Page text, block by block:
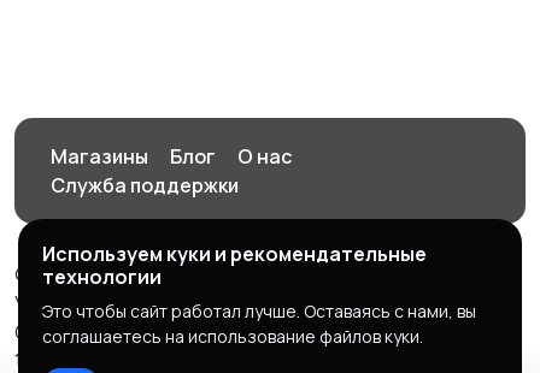
Магазины Блог
О нас
Служба поддержки
© 2026 Орен-АЙ - Авто | Недвижимость | Работа |
Услуги
Создал Карусов Е.С ООО "ЦПК" ИНН 5609203278 ОГРН
1235600008841
Используем куки и рекомендательные
технологии
Это чтобы сайт работал лучше. Оставаясь с нами, вы
соглашаетесь на использование файлов куки.